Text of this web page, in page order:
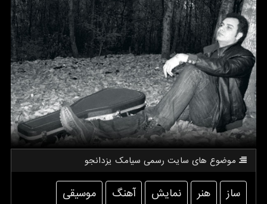
موضوع های سایت رسمی سیامك یزدانجو
ساز هنر نمایش آهنگ
موسیقی